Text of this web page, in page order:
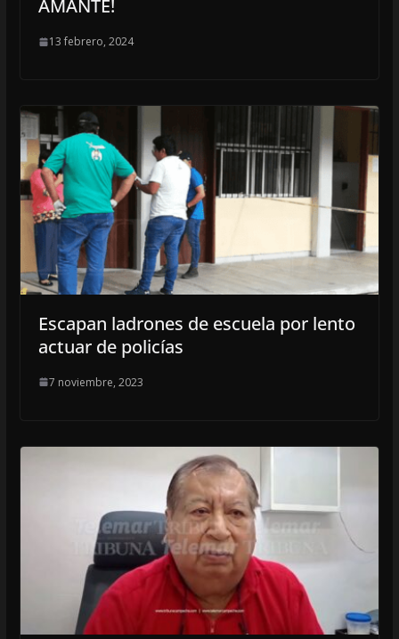
AMANTE!
13 febrero, 2024
Escapan ladrones de escuela por lento
actuar de policías
7 noviembre, 2023